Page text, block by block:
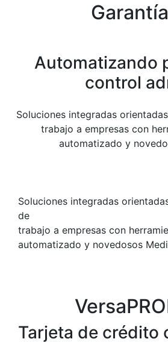
Automatizando
control
Soluciones integradas
trabajo a empresas con
automatizado y
Soluciones integradas
de
trabajo a empresas con
automatizado y novedosos
Tarjeta de crédito